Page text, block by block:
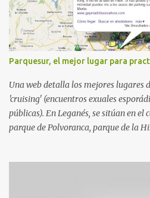
Parquesur, el mejor lugar para
Una web detalla los mejores lugares
'cruising' (encuentros exuales
públicas). En Leganés, se sitúan en el
parque de Polvoranca, parque de la